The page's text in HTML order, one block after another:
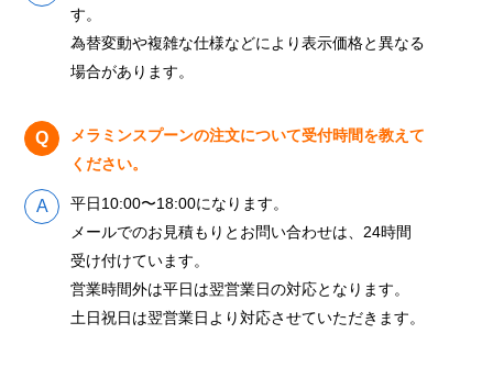
す。
為替変動や複雑な仕様などにより表示価格と異なる
場合があります。
メラミンスプーンの注文について受付時間を教えて
ください。
平日10:00〜18:00になります。
メールでのお見積もりとお問い合わせは、24時間
受け付けています。
営業時間外は平日は翌営業日の対応となります。
土日祝日は翌営業日より対応させていただきます。